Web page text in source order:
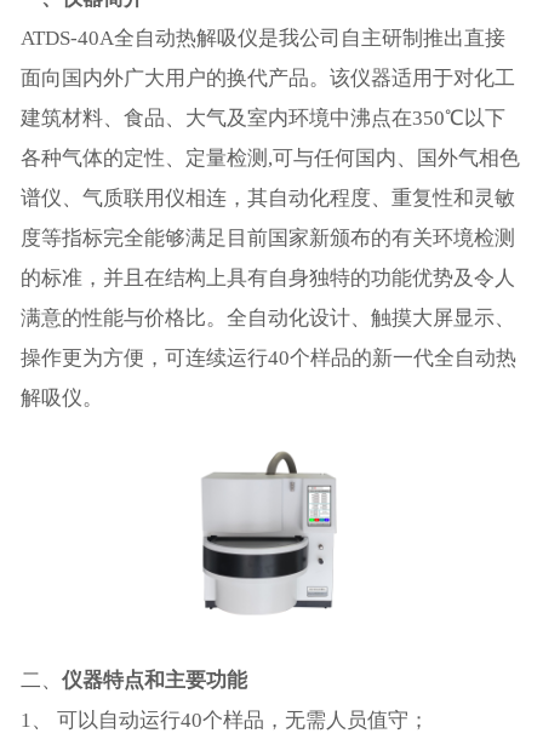
ATDS-40A全自动热解吸仪是我公司自主研制推出直接
面向国内外广大用户的换代产品。该仪器适用于对化工
建筑材料、食品、大气及室内环境中沸点在350℃以下
各种气体的定性、定量检测,可与任何国内、国外气相色
谱仪、气质联用仪相连，其自动化程度、重复性和灵敏
度等指标完全能够满足目前国家新颁布的有关环境检测
的标准，并且在结构上具有自身独特的功能优势及令人
满意的性能与价格比。全自动化设计、触摸大屏显示、
操作更为方便，可连续运行40个样品的新一代全自动热
解吸仪。
二、 仪器特点和主要功能
1、 可以自动运行40个样品，无需人员值守；